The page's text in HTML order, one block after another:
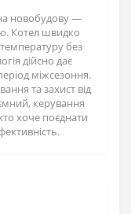
новобудову —
Котел швидко
температуру без
дійсно дає
міжсезоння.
та захист від
керування
хоче поєднати